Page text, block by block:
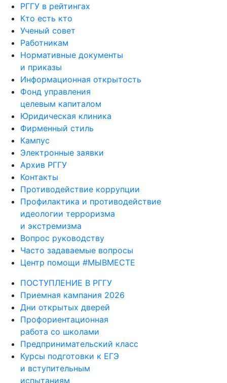
РГГУ в рейтингах
Кто есть кто
Ученый совет
Работникам
Нормативные документы
и приказы
Информационная открытость
Фонд управления
целевым капиталом
Юридическая клиника
Фирменный стиль
Кампус
Электронные заявки
Архив РГГУ
Контакты
Противодействие коррупции
Профилактика и противодействие
идеологии терроризма
и экстремизма
Вопрос руководству
Часто задаваемые вопросы
Центр помощи #МЫВМЕСТЕ
ПОСТУПЛЕНИЕ В РГГУ
Приемная кампания 2026
Дни открытых дверей
Профориентационная
работа со школами
Предпринимательский класс
Курсы подготовки к ЕГЭ
и вступительным
испытаниям